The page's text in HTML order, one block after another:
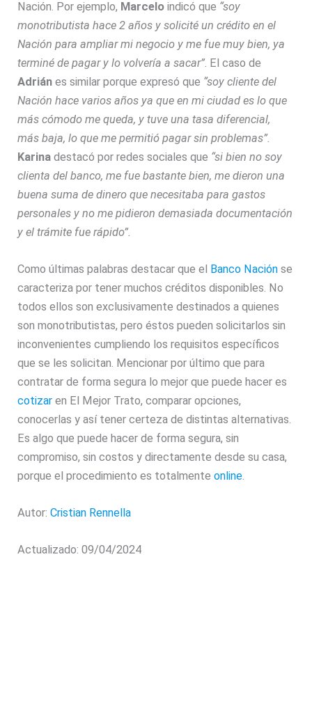
Nación. Por ejemplo, Marcelo indicó que “soy
monotributista hace 2 años y solicité un crédito en el
Nación para ampliar mi negocio y me fue muy bien, ya
terminé de pagar y lo volvería a sacar”. El caso de
Adrián es similar porque expresó que “soy cliente del
Nación hace varios años ya que en mi ciudad es lo que
más cómodo me queda, y tuve una tasa diferencial,
más baja, lo que me permitió pagar sin problemas”.
Karinadestacó por redes sociales que “si bien no soy
clienta del banco, me fue bastante bien, me dieron una
buena suma de dinero que necesitaba para gastos
personales y no me pidieron demasiada documentación
y el trámite fue rápido”.
Como últimas palabras destacar que el Banco Nación se
caracteriza por tener muchos créditos disponibles. No
todos ellos son exclusivamente destinados a quienes
son monotributistas, pero éstos pueden solicitarlos sin
inconvenientes cumpliendo los requisitos específicos
que se les solicitan. Mencionar por último que para
contratar de forma segura lo mejor que puede hacer es
cotizar en El Mejor Trato, comparar opciones,
conocerlas y así tener certeza de distintas alternativas.
Es algo que puede hacer de forma segura, sin
compromiso, sin costos y directamente desde su casa,
porque el procedimiento es totalmenteonline.
Autor:Cristian Rennella
Actualizado: 09/04/2024